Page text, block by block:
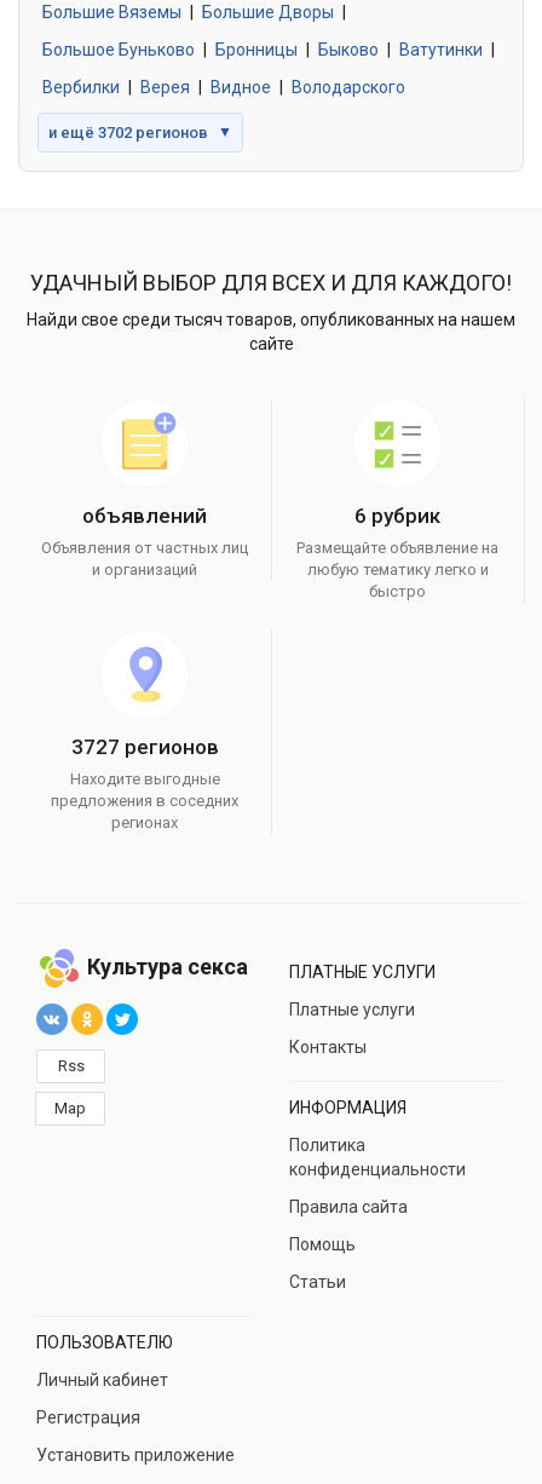
Большие Вяземы
Большие Дворы
Большое Буньково
Бронницы Быково Ватутинки
Вербилки
Верея Видное Володарского
и ещё 3702 регионов ▼
УДАЧНЫЙ ВЫБОР ДЛЯ ВСЕХ И ДЛЯ КАЖДОГО!
Найди свое среди тысяч товаров, опубликованных на нашем
сайте
объявлений
Объявления от частных лиц
и организаций
6 рубрик
Размещайте объявление на
любую тематику легко и
быстро
3727 регионов
Находите выгодные
предложения в соседних
регионах
Культура секса
Rss
Map
ПЛАТНЫЕ УСЛУГИ
Платные услуги
Контакты
ИНФОРМАЦИЯ
Политика
конфиденциальности
Правила сайта
Помощь
Статьи
ПОЛЬЗОВАТЕЛЮ
Личный кабинет
Регистрация
Установить приложение